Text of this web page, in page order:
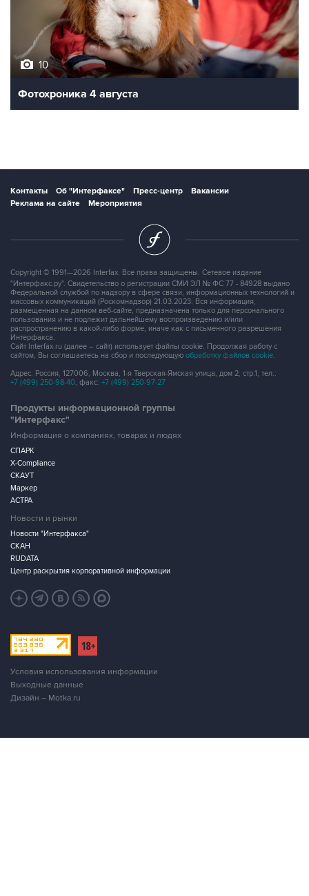
10
Фотохроника 4 августа
Контакты Об "Интерфаксе" Пресс-центр
Вакансии
Реклама на сайте
Мероприятия
Copyright © 1991—2026 Interfax. Все права защищены. Сетевое издание
"Интерфакс.ру". Свидетельство о регистрации СМИ ЭЛ № ФС 77 - 84928 выдано
Федеральной службой по надзору в сфере связи, информационных технологий и
массовых коммуникаций (Роскомнадзор) 21.03.2023. Вся информация,
размещенная на данном веб-сайте, предназначена только для персонального
пользования и не подлежит дальнейшему воспроизведению и/или
распространению в какой-либо форме, иначе как с письменного разрешения
Интерфакса.
Сайт Interfax.ru (далее – сайт) использует файлы cookie. Продолжая работу с
сайтом, Вы соглашаетесь на сбор и последующую обработку файлов cookie.
Адрес: Россия, 127006, Москва, 1-я Тверская-Ямская улица, дом 2, стр.1, тел.:
+7 (499) 250-98-40, факс: +7 (499) 250-97-27
Продукты информационной группы
"Интерфакс"
Информация о компаниях, товарах и людях
СПАРК
X-Compliance
СКАУТ
Маркер
АСТРА
Новости и рынки
Новости "Интерфакса"
СКАН
RUDATA
Центр раскрытия корпоративной информации
Условия использования информации
Выходные данные
Дизайн – Motka.ru